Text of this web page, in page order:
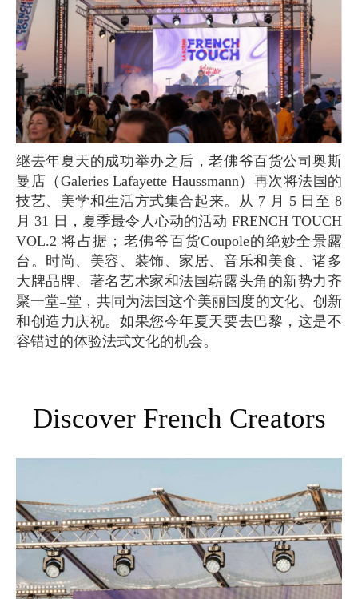
继去年夏天的成功举办之后，老佛爷百货公司奥斯
曼店（Galeries Lafayette Haussmann）再次将法国的
技艺、美学和生活方式集合起来。从 7 月 5 日至 8
月 31 日，夏季最令人心动的活动 FRENCH TOUCH
VOL.2 将占据；老佛爷百货Coupole的绝妙全景露
台。时尚、美容、装饰、家居、音乐和美食、诸多
大牌品牌、著名艺术家和法国崭露头角的新势力齐
聚一堂=堂，共同为法国这个美丽国度的文化、创新
和创造力庆祝。如果您今年夏天要去巴黎，这是不
容错过的体验法式文化的机会。
Discover French Creators